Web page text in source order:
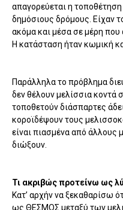
απαγορεύεται η
δημόσιους δρόμους. Είχαν
ακόμα και μέσα σε μέρη που
Η κατάσταση ήταν κωμική
Παράλληλα το πρόβλημα
δεν θέλουν μελίσσια κοντά
τοποθετούν διάσπαρτες
κοροϊδέψουν τους
είναι πιασμένα από άλλους
διώξουν.
Τι ακριβώς προτείνω ως
Κατ’ αρχήν να ξεκαθαρίσω
ως ΘΕΣΜΟΣ μεταξύ των